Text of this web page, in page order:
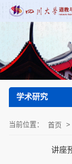
学术研究
当前位置： 首页 >
讲座